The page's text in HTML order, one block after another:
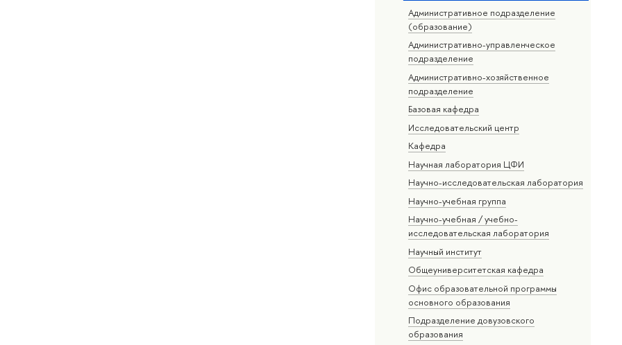
Административное подразделение
(образование)
Административно-управленческое
подразделение
Административно-хозяйственное
подразделение
Базовая кафедра
Исследовательский центр
Кафедра
Научная лаборатория ЦФИ
Научно-исследовательская лаборатория
Научно-учебная группа
Научно-учебная / учебно-
исследовательская лаборатория
Научный институт
Общеуниверситетская кафедра
Офис образовательной программы
основного образования
Подразделение довузовского
образования